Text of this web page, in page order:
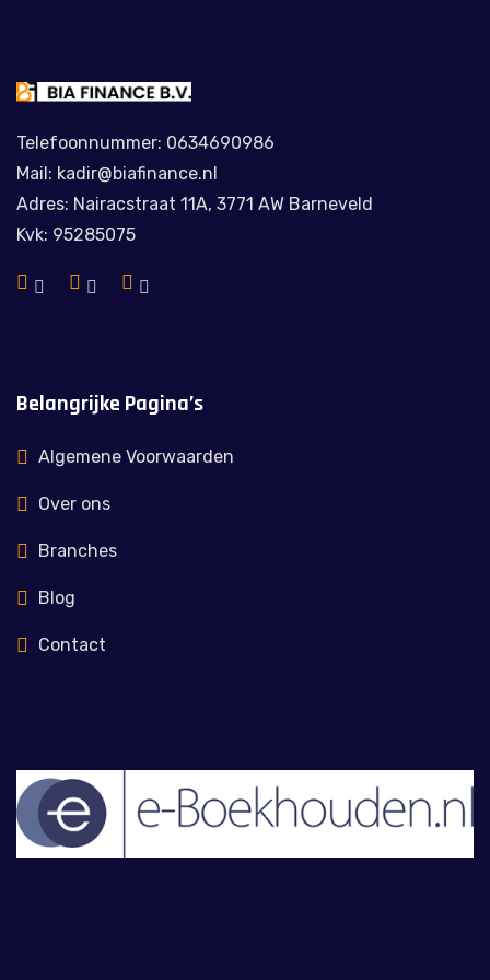
Telefoonnummer: 0634690986
Mail: kadir@biafinance.nl
Adres: Nairacstraat 11A, 3771 AW Barneveld
Kvk: 95285075
Belangrijke Pagina’s
Algemene Voorwaarden
Over ons
Branches
Blog
Contact